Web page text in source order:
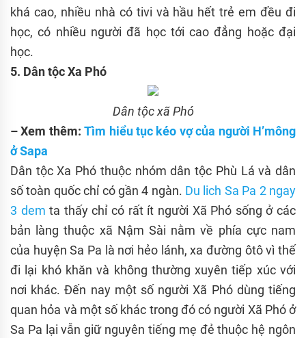
khá cao, nhiều nhà có tivi và hầu hết trẻ em đều đi
học, có nhiều người đã học tới cao đẳng hoặc đại
học.
5. Dân tộc Xa Phó
Dân tộc xã Phó
– Xem thêm:Tìm hiểu tục kéo vợcủa người H’mông
ởSapa
Dân tộc Xa Phó thuộc nhóm dân tộc Phù Lá và dân
số toàn quốc chỉ có gần 4 ngàn. Du lich Sa Pa 2 ngay
3 dem ta thấy chỉ có rất ít người Xã Phó sống ở các
bản làng thuộc xã Nậm Sài nằm về phía cực nam
của huyện Sa Pa là nơi hẻo lánh, xa đường ôtô vì thế
đi lại khó khăn và không thường xuyên tiếp xúc với
nơi khác. Đến nay một số người Xã Phó dùng tiếng
quan hỏa và một số khác trong đó có người Xã Phó ở
Sa Pa lại vẫn giữ nguyên tiếng mẹ đẻ thuộc hệ ngôn